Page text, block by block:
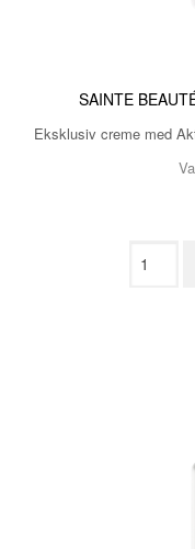
SAINTE
Eksklusiv creme med